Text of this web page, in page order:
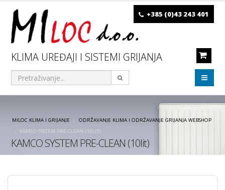
KLIMA UREĐAJI I SISTEMI GRIJANJA
+385 (0)43 243 401
MILOC KLIMA I GRIJANJE
ODRŽAVANJE KLIMA I ODRŽAVANJE GRIJANJA WEBSHOP
KAMCO SYSTEM PRE-CLEAN (10LIT)
KAMCO SYSTEM PRE-CLEAN (10lit)